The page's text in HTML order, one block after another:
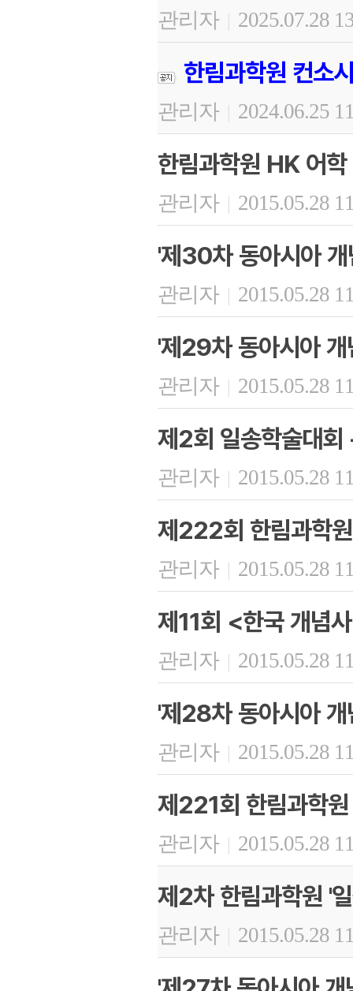
관리자 | 2025.07.28
한림과학원 컨소
관리자 | 2024.06.25
한림과학원 HK 어
관리자 | 2015.05.28
'제30차 동아시아
관리자 | 2015.05.28
'제29차 동아시아
관리자 | 2015.05.28
제2회 일송학술대
관리자 | 2015.05.28
제222회 한림과학
관리자 | 2015.05.28
제11회 <한국 개념
관리자 | 2015.05.28
'제28차 동아시아
관리자 | 2015.05.28
제221회 한림과학
관리자 | 2015.05.28
제2차 한림과학원 '
관리자 | 2015.05.28